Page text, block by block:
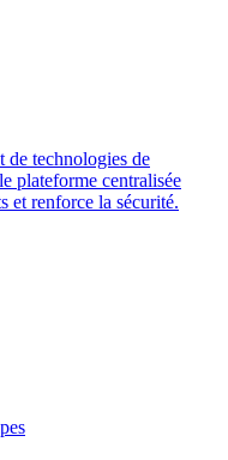
de technologies de
plateforme centralisée
et renforce la sécurité.